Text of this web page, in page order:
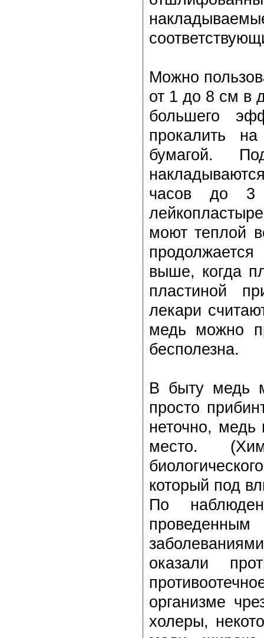
Можно
от 1 до 8 см в
большего
прокалить
бумагой.
часов до 3
моют теплой
выше, когда
пластиной
лекари
медь можно
бесполезна.
В быту медь
просто
неточно,
место.
который под
По
оказали
организме
холеры,